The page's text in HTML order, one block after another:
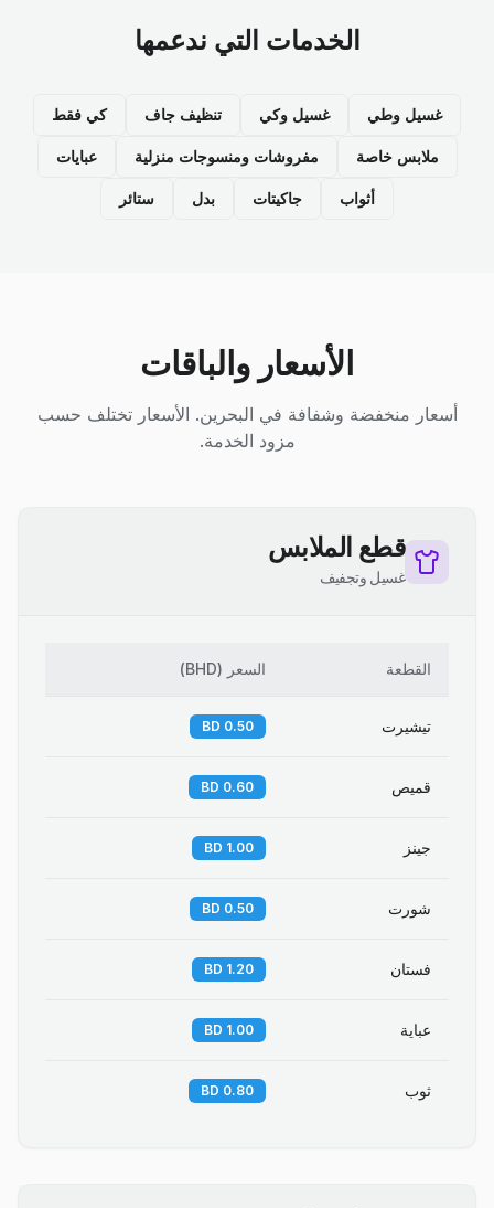
الخدمات التي ندعمها
غسيل وطي غسيل وكي تنظيف جاف كي فقط
ملابس خاصة مفروشات ومنسوجات منزلية عبايات
أثواب جاكيتات بدل ستائر
الأسعار والباقات
أسعار منخفضة وشفافة في البحرين. الأسعار تختلف حسب
مزود الخدمة.
قطع الملابس
غسيل وتجفيف
القطعة السعر (
BHD
)
تيشيرت 0.50 BD
قميص 0.60 BD
جينز 1.00 BD
شورت 0.50 BD
فستان 1.20 BD
عباية 1.00 BD
ثوب 0.80 BD